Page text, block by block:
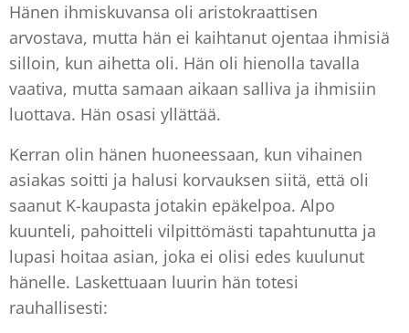
Hänen ihmiskuvansa oli aristokraattisen
arvostava, mutta hän ei kaihtanut ojentaa ihmisiä
silloin, kun aihetta oli. Hän oli hienolla tavalla
vaativa, mutta samaan aikaan salliva ja ihmisiin
luottava. Hän osasi yllättää.
Kerran olin hänen huoneessaan, kun vihainen
asiakas soitti ja halusi korvauksen siitä, että oli
saanut K-kaupasta jotakin epäkelpoa. Alpo
kuunteli, pahoitteli vilpittömästi tapahtunutta ja
lupasi hoitaa asian, joka ei olisi edes kuulunut
hänelle. Laskettuaan luurin hän totesi
rauhallisesti: